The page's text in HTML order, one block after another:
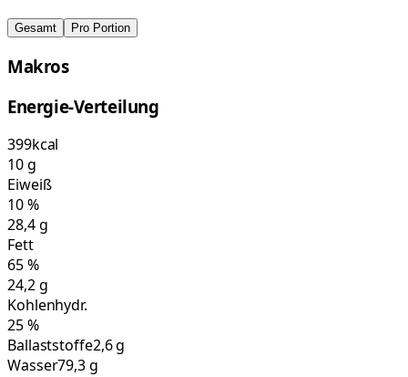
Gesamt Pro Portion
Makros
Energie-Verteilung
399kcal
10g
Eiweiß
10%
28,4g
Fett
65%
24,2g
Kohlenhydr.
25%
Ballaststoffe2,6 g
Wasser79,3 g